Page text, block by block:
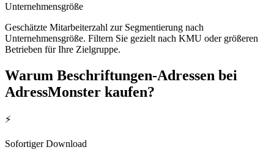
Unternehmensgröße
Geschätzte Mitarbeiterzahl zur Segmentierung nach
Unternehmensgröße. Filtern Sie gezielt nach KMU oder größeren
Betrieben für Ihre Zielgruppe.
Warum Beschriftungen-Adressen bei
AdressMonster kaufen?
⚡
Sofortiger Download